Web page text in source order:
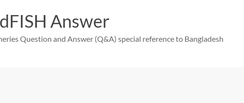
Answer
Question and Answer (Q&A) special reference to Bangladesh